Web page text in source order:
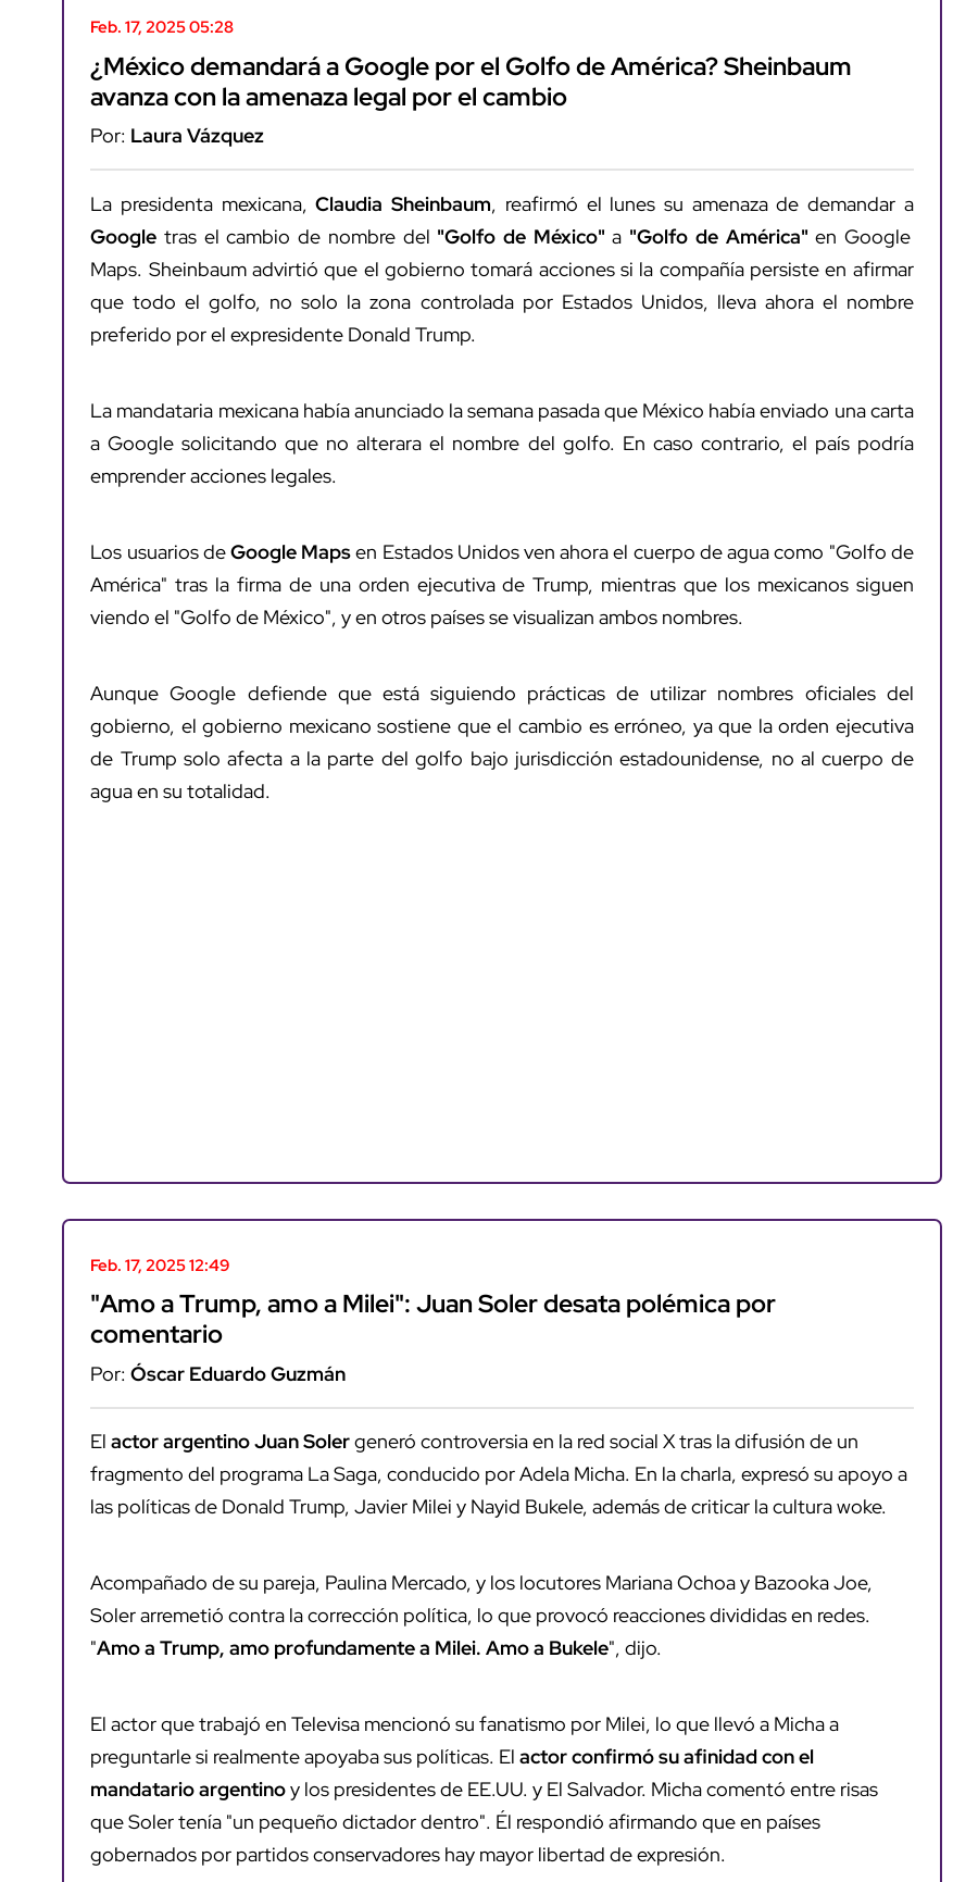
Feb. 17, 2025 05:28
¿México demandará a Google por el Golfo de América? Sheinbaum
avanza con la amenaza legal por el cambio
Por: Laura Vázquez
La presidenta mexicana,Claudia Sheinbaum, reafirmó el lunes su amenaza de demandar a
Google tras el cambio de nombre del "Golfo de México" a "Golfo de América" en Google
Maps. Sheinbaum advirtió que el gobierno tomará acciones si la compañía persiste en afirmar
que todo el golfo, no solo la zona controlada por Estados Unidos, lleva ahora el nombre
preferido por el expresidente Donald Trump.
La mandataria mexicana había anunciado la semana pasada que México había enviado una carta
a Google solicitando que no alterara el nombre del golfo. En caso contrario, el país podría
emprender acciones legales.
Los usuarios deGoogle Mapsen Estados Unidos ven ahora el cuerpo de agua como "Golfo de
América" tras la firma de una orden ejecutiva de Trump, mientras que los mexicanos siguen
viendo el "Golfo de México", y en otros países se visualizan ambos nombres.
Aunque Google defiende que está siguiendo prácticas de utilizar nombres oficiales del
gobierno, el gobierno mexicano sostiene que el cambio es erróneo, ya que la orden ejecutiva
de Trump solo afecta a la parte del golfo bajo jurisdicción estadounidense, no al cuerpo de
agua en su totalidad.
Feb. 17, 2025 12:49
"Amo a Trump, amo a Milei": Juan Soler desata polémica por
comentario
Por:Óscar Eduardo Guzmán
Elactor argentino Juan Solergeneró controversia en la red social X tras la difusión de un
fragmento del programa La Saga, conducido por Adela Micha. En la charla, expresó su apoyo a
las políticas de Donald Trump, Javier Milei y Nayid Bukele, además de criticar la cultura woke.
Acompañado de su pareja, Paulina Mercado, y los locutores Mariana Ochoa y Bazooka Joe,
Soler arremetió contra la corrección política, lo que provocó reacciones divididas en redes.
"Amo a Trump, amo profundamente a Milei. Amo a Bukele", dijo.
El actor que trabajó en Televisa mencionó su fanatismo por Milei, lo que llevó a Micha a
preguntarle si realmente apoyaba sus políticas. Elactor confirmó su afinidad con el
mandatario argentinoy los presidentes de EE.UU. y El Salvador. Micha comentó entre risas
que Soler tenía "un pequeño dictador dentro". Él respondió afirmando que en países
gobernados por partidos conservadores hay mayor libertad de expresión.